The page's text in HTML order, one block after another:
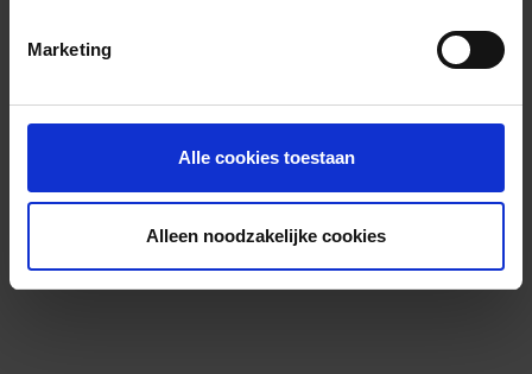
Marketing
Alle cookies toestaan
Alleen noodzakelijke cookies